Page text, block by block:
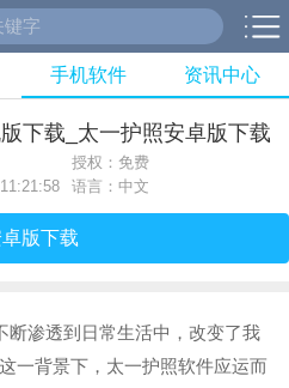
手机软件 资讯中心
下载_太一护照安卓版下载
授权：免费
语言：中文
版下载
断渗透到日常生活中，改变了我
一背景下，太一护照软件应运而